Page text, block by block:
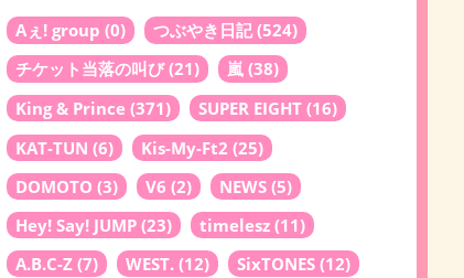
Aぇ! group (0) つぶやき日記(524)
チケット当落の叫び(21) 嵐 (38)
King & Prince (371) SUPER EIGHT (16)
KAT-TUN (6) Kis-My-Ft2 (25)
DOMOTO (3) V6 (2) NEWS (5)
Hey! Say! JUMP (23) timelesz (11)
A.B.C-Z (7) WEST. (12) SixTONES (12)